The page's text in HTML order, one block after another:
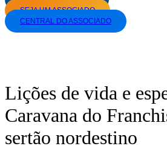
SEJA UM ASSOCIADO
CENTRAL DO ASSOCIADO
Lições de vida e
Caravana do
sertão nordestino